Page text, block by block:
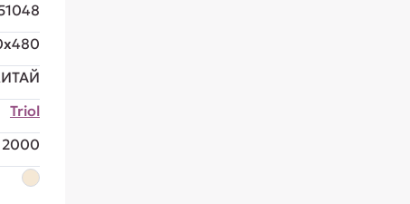
Triol
2000